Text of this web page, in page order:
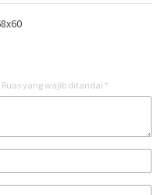
Ruas yang wajib ditandai *